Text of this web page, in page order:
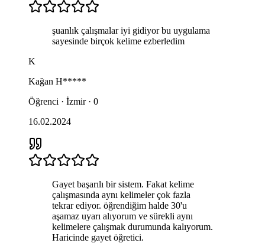
şuanlık çalışmalar iyi gidiyor bu uygulama
sayesinde birçok kelime ezberledim
K
Kağan H*****
Öğrenci · İzmir · 0
16.02.2024
Gayet başarılı bir sistem. Fakat kelime
çalışmasında aynı kelimeler çok fazla
tekrar ediyor. öğrendiğim halde 30'u
aşamaz uyarı alıyorum ve sürekli aynı
kelimelere çalışmak durumunda kalıyorum.
Haricinde gayet öğretici.